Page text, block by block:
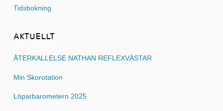
Tidsbokning
AKTUELLT
ÅTERKALLELSE NATHAN REFLEXVÄSTAR
Min Skorotation
Löparbarometern 2025